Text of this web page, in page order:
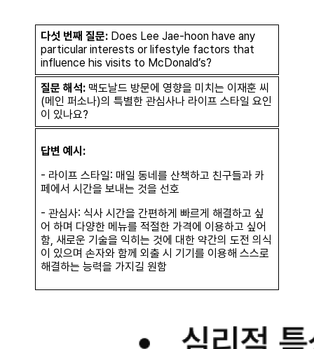
다섯 번째 질문:Does Lee Jae-hoon have any
particular interests or lifestyle factors that
influence his visits to McDonald’s?
질문 해석:맥도날드 방문에 영향을 미치는 이재훈 씨
(메인 퍼소나)의 특별한 관심사나 라이프 스타일 요인
이 있나요?
답변 예시:
- 라이프 스타일: 매일 동네를 산책하고 친구들과 카
페에서 시간을 보내는 것을 선호
- 관심사: 식사 시간을 간편하게 빠르게 해결하고 싶
어 하며 다양한 메뉴를 적절한 가격에 이용하고 싶어
함, 새로운 기술을 익히는 것에 대한 약간의 도전 의식
이 있으며 손자와 함께 외출 시 기기를 이용해 스스로
해결하는 능력을 가지길 원함